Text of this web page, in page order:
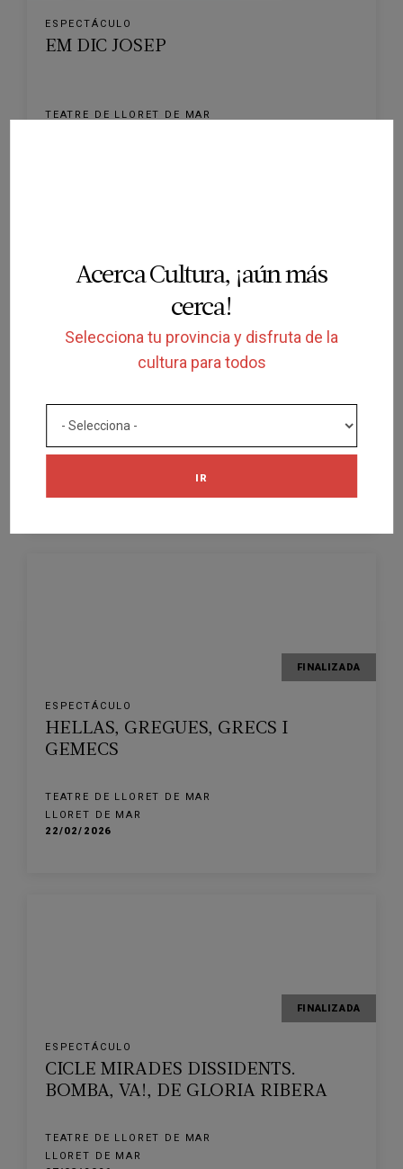
Acerca Cultura, ¡aún más
cerca!
Selecciona tu provincia y disfruta de la
cultura para todos
IR
ESPECTÁCULO
EM DIC JOSEP
TEATRE DE LLORET DE MAR
DEL DESIG
TEATRE DE LLORET DE MAR
FINALIZADA
ESPECTÁCULO
HELLAS, GREGUES, GRECS I
GEMECS
TEATRE DE LLORET DE MAR
LLORET DE MAR
22/02/2026
FINALIZADA
ESPECTÁCULO
CICLE MIRADES DISSIDENTS.
BOMBA, VA!, DE GLORIA RIBERA
TEATRE DE LLORET DE MAR
LLORET DE MAR